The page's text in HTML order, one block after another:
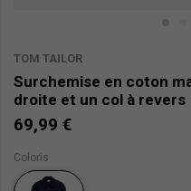
TOM TAILOR
Surchemise en coton
droite et un col à revers
69,99 €
Coloris